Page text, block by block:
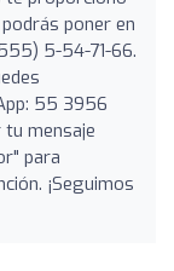
poner en
5-54-71-66.
55 3956
mensaje
para
¡Seguimos